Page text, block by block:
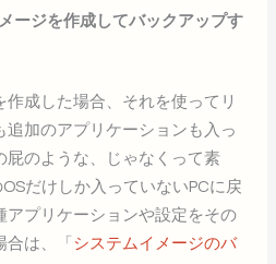
ージを作成してバックアップす
成した場合、それを使ってリ
加のアプリケーションも入っ
のような、じゃなくって素
だけしか入っていないPCに戻
プリケーションや設定をその
合は、「システムイメージのバ